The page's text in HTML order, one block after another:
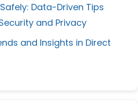
Data-Driven Tips
and Privacy
and Insights in Direct